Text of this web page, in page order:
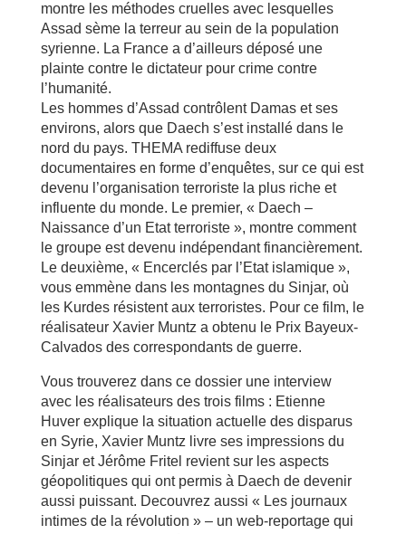
montre les méthodes cruelles avec lesquelles
Assad sème la terreur au sein de la population
syrienne. La France a d’ailleurs déposé une
plainte contre le dictateur pour crime contre
l’humanité.
Les hommes d’Assad contrôlent Damas et ses
environs, alors que Daech s’est installé dans le
nord du pays. THEMA rediffuse deux
documentaires en forme d’enquêtes, sur ce qui est
devenu l’organisation terroriste la plus riche et
influente du monde. Le premier, « Daech –
Naissance d’un Etat terroriste », montre comment
le groupe est devenu indépendant financièrement.
Le deuxième, « Encerclés par l’Etat islamique »,
vous emmène dans les montagnes du Sinjar, où
les Kurdes résistent aux terroristes. Pour ce film, le
réalisateur Xavier Muntz a obtenu le Prix Bayeux-
Calvados des correspondants de guerre.
Vous trouverez dans ce dossier une interview
avec les réalisateurs des trois films : Etienne
Huver explique la situation actuelle des disparus
en Syrie, Xavier Muntz livre ses impressions du
Sinjar et Jérôme Fritel revient sur les aspects
géopolitiques qui ont permis à Daech de devenir
aussi puissant. Decouvrez aussi « Les journaux
intimes de la révolution » – un web-reportage qui